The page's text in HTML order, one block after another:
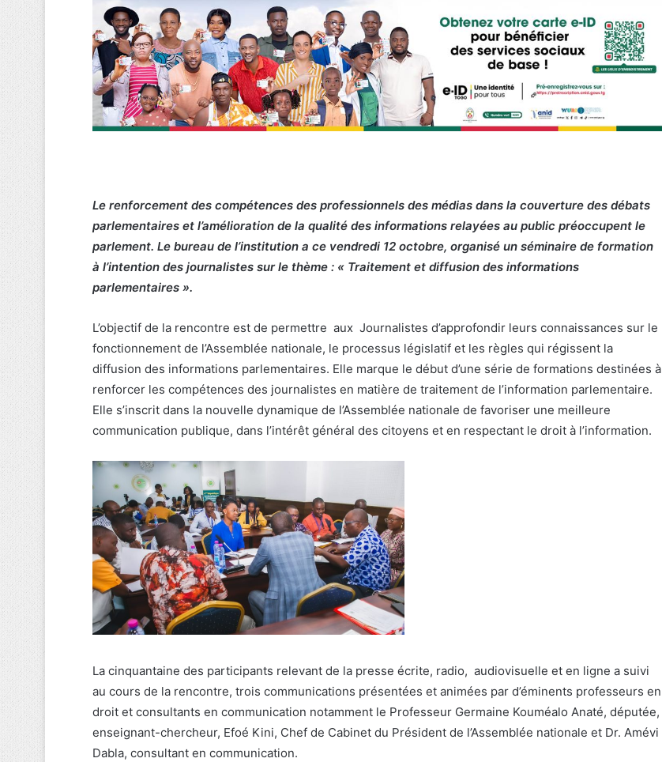
Le renforcement des compétences des professionnels des médias dans la couverture des débats
parlementaires et l’amélioration de la qualité des informations relayées au public préoccupent le
parlement. Le bureau de l’institution a ce vendredi 12 octobre, organisé un séminaire de formation
à l’intention des journalistes sur le thème : « Traitement et diffusion des informations
parlementaires ».
L’objectif de la rencontre est de permettre aux Journalistes d’approfondir leurs connaissances sur le
fonctionnement de l’Assemblée nationale, le processus législatif et les règles qui régissent la
diffusion des informations parlementaires. Elle marque le début d’une série de formations destinées à
renforcer les compétences des journalistes en matière de traitement de l’information parlementaire.
Elle s’inscrit dans la nouvelle dynamique de l’Assemblée nationale de favoriser une meilleure
communication publique, dans l’intérêt général des citoyens et en respectant le droit à l’information.
La cinquantaine des participants relevant de la presse écrite, radio, audiovisuelle et en ligne a suivi
au cours de la rencontre, trois communications présentées et animées par d’éminents professeurs en
droit et consultants en communication notamment le Professeur Germaine Kouméalo Anaté, députée,
enseignant-chercheur, Efoé Kini, Chef de Cabinet du Président de l’Assemblée nationale et Dr. Amévi
Dabla, consultant en communication.